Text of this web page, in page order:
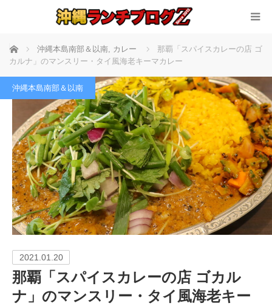
ホーム 沖縄本島南部＆以南, カレー
那覇「スパイスカレーの店 ゴ
カルナ」のマンスリー・タイ風海老キーマカレー
沖縄本島南部＆以南
2021.01.20
那覇「スパイスカレーの店 ゴカル
ナ」のマンスリー・タイ風海老キー